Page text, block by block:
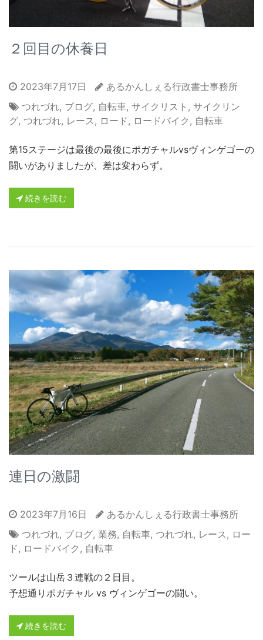
２回目の休養日
2023年7月17日
あるかんしぇる行政書士事務所
つれづれ, ブログ, 自転車, サイクリスト , サイクリン
グ, つれづれ, レース, ロード, ロードバイク , 自転車
第15ステージは最後の最後にポガチャルvsヴィンゲゴーの
闘いがありましたが、差は変わらず。
続きを読む
連日の激闘
2023年7月16日
あるかんしぇる行政書士事務所
つれづれ, ブログ, 業務, 自転車, つれづれ, レース , ロー
ド , ロードバイク , 自転車
ツールは山岳３連戦の２日目。
予想通りポガチャル vs ヴィンゲゴーの闘い。
続きを読む